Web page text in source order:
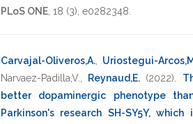
PLoS ONE 18 (3), e0282348
Carvajal-Oliveros,A. Uriostegui-
Narvaez-Padilla,V.
Reynaud,E. (2022)
better dopaminergic phenotype
Parkinson's research SH-SY5Y,